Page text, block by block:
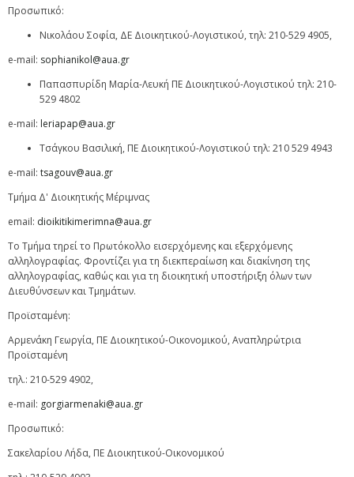
Προσωπικό:
Νικολάου Σοφία, ΔΕ Διοικητικού-Λογιστικού, τηλ: 210-529 4905,
e-mail: sophianikol@aua.gr
Παπασπυρίδη Μαρία-Λευκή ΠΕ Διοικητικού-Λογιστικού τηλ: 210-
529 4802
e-mail: leriapap@aua.gr
Τσάγκου Βασιλική, ΠΕ Διοικητικού-Λογιστικού τηλ: 210 529 4943
e-mail: tsagouv@aua.gr
Tμήμα Δ' Διοικητικής Mέριμνας
email: dioikitikimerimna@aua.gr
Το Τμήμα τηρεί το Πρωτόκολλο εισερχόμενης και εξερχόμενης
αλληλογραφίας. Φροντίζει για τη διεκπεραίωση και διακίνηση της
αλληλογραφίας, καθώς και για τη διοικητική υποστήριξη όλων των
Διευθύνσεων και Τμημάτων.
Προϊσταμένη:
Αρμενάκη Γεωργία, ΠΕ Διοικητικού-Οικονομικού, Αναπληρώτρια
Προϊσταμένη
τηλ.: 210-529 4902,
e-mail: gorgiarmenaki@aua.gr
Προσωπικό:
Σακελαρίου Λήδα, ΠΕ Διοικητικού-Οικονομικού